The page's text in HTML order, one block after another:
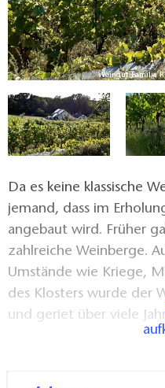
Weingut Familie
Da es keine klassische
jemand, dass im
angebaut wird. Früher
zahlreiche Weinberge.
Umstände wie Kriege,
des Klosters wurde der
und geriet über viele